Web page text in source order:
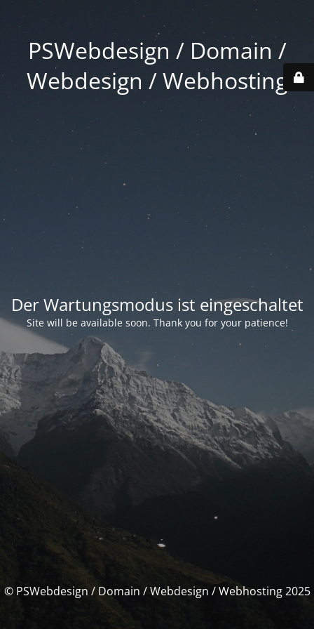
PSWebdesign / Domain /
Webdesign / Webhosting
Der Wartungsmodus ist eingeschaltet
Site will be available soon. Thank you for your patience!
© PSWebdesign / Domain / Webdesign / Webhosting 2025